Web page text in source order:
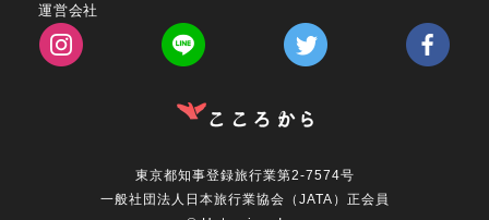
運営会社
東京都知事登録旅行業第2-7574号
一般社団法人日本旅行業協会（JATA）正会員